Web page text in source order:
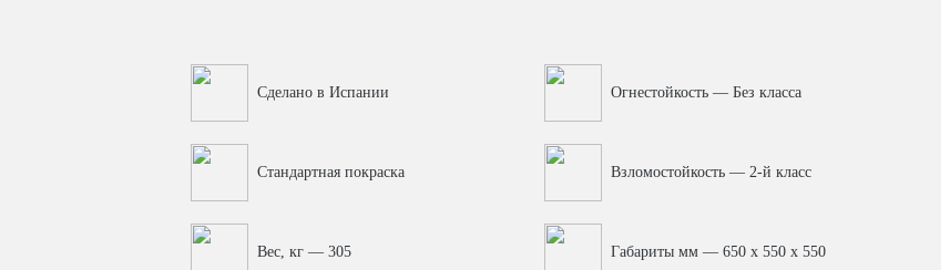
Сделано в Испании Огнестойкость — Без класса
Стандартная покраска Взломостойкость — 2-й класс
Вес, кг — 305 Габариты мм — 650 x 550 x 550